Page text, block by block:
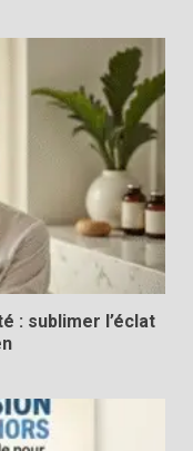
: sublimer l’éclat